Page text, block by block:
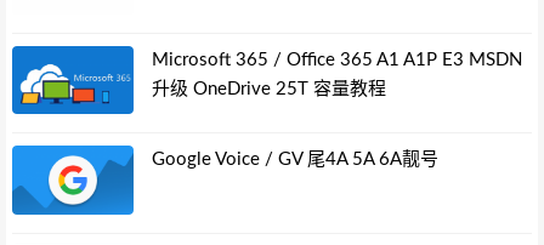
Microsoft 365 / Office 365 A1 A1P E3 MSDN
升级 OneDrive 25T 容量教程
Google Voice / GV 尾4A 5A 6A靓号